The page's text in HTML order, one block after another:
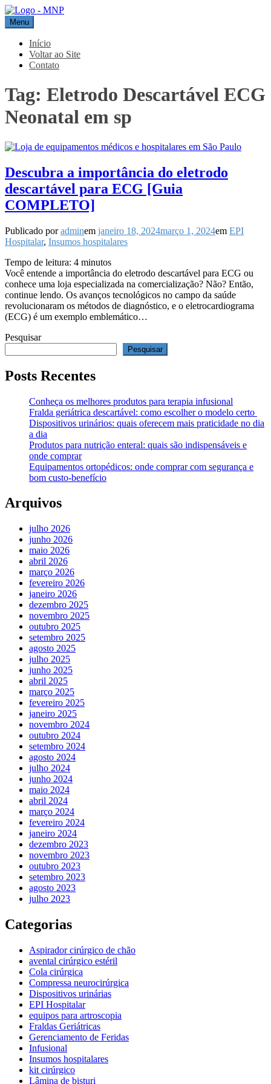
Pular
para
o
conteúdo
MNP
Blog
Menu
Início
Voltar ao Site
Contato
Tag: Eletrodo Descartável ECG
Neonatal em sp
Descubra a importância do eletrodo
descartável para ECG [Guia
COMPLETO]
Publicado poradminem janeiro 18, 2024março 1, 2024em EPI
Hospitalar, Insumos hospitalares
Tempo de leitura: 4 minutos
Você entende a importância do eletrodo descartável para ECG ou
conhece uma loja especializada na comercialização? Não? Então,
continue lendo. Os avanços tecnológicos no campo da saúde
revolucionaram os métodos de diagnóstico, e o eletrocardiograma
(ECG) é um exemplo emblemático…
Pesquisar
Pesquisar
Posts Recentes
Conheça os melhores produtos para terapia infusional
Fralda geriátrica descartável: como escolher o modelo certo
Dispositivos urinários: quais oferecem mais praticidade no dia
a dia
Produtos para nutrição enteral: quais são indispensáveis e
onde comprar
Equipamentos ortopédicos: onde comprar com segurança e
bom custo-benefício
Arquivos
julho 2026
junho 2026
maio 2026
abril 2026
março 2026
fevereiro 2026
janeiro 2026
dezembro 2025
novembro 2025
outubro 2025
setembro 2025
agosto 2025
julho 2025
junho 2025
abril 2025
março 2025
fevereiro 2025
janeiro 2025
novembro 2024
outubro 2024
setembro 2024
agosto 2024
julho 2024
junho 2024
maio 2024
abril 2024
março 2024
fevereiro 2024
janeiro 2024
dezembro 2023
novembro 2023
outubro 2023
setembro 2023
agosto 2023
julho 2023
Categorias
Aspirador cirúrgico de chão
avental cirúrgico estéril
Cola cirúrgica
Compressa neurocirúrgica
Dispositivos urinárias
EPI Hospitalar
equipos para artroscopia
Fraldas Geriátricas
Gerenciamento de Feridas
Infusional
Insumos hospitalares
kit cirúrgico
Lâmina de bisturi